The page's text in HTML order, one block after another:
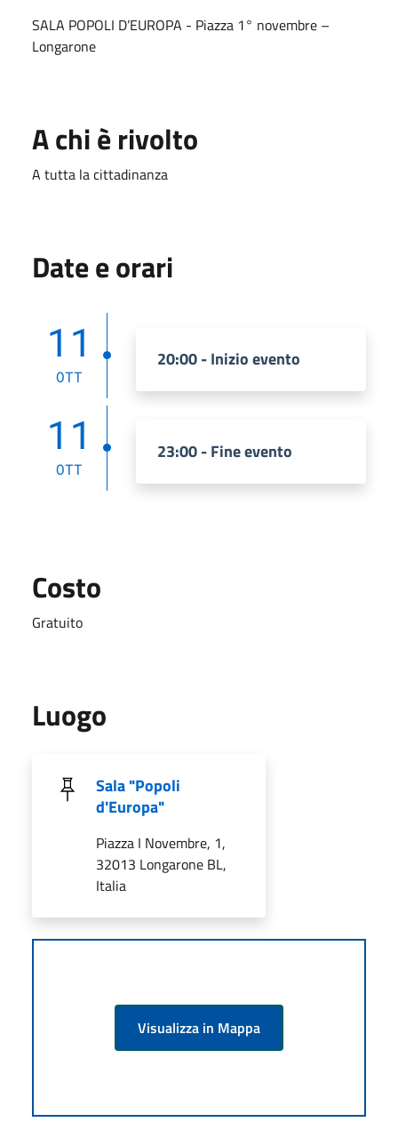
SALA POPOLI D’EUROPA - Piazza 1° novembre –
Longarone
A chi è rivolto
A tutta la cittadinanza
Date e orari
11
OTT
20:00 - Inizio evento
11
OTT
23:00 - Fine evento
Costo
Gratuito
Luogo
Sala "Popoli
d'Europa"
Piazza I Novembre, 1,
32013 Longarone BL,
Italia
Visualizza in Mappa